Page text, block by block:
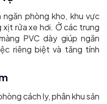
ngăn phòng kho, khu vực
rửa xe hơi. Ở các trung
PVC dày giúp ngăn
riêng biệt và tăng tính
cách ly, phân khu sản